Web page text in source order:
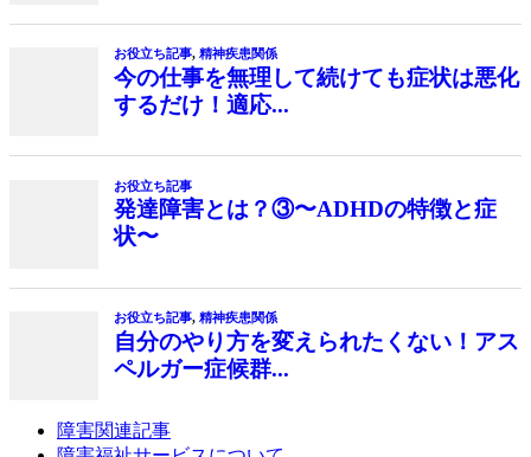
お役立ち記事, 精神疾患関係
今の仕事を無理して続けても症状は悪化
するだけ！適応...
お役立ち記事
発達障害とは？③〜ADHDの特徴と症
状〜
お役立ち記事, 精神疾患関係
自分のやり方を変えられたくない！アス
ペルガー症候群...
障害関連記事